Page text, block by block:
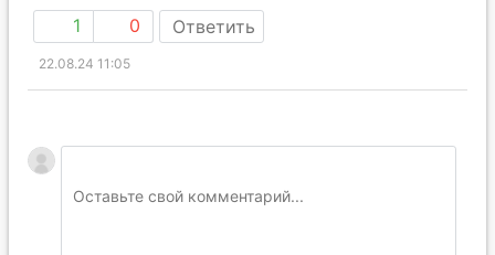
1 0 Ответить
22.08.24 11:05